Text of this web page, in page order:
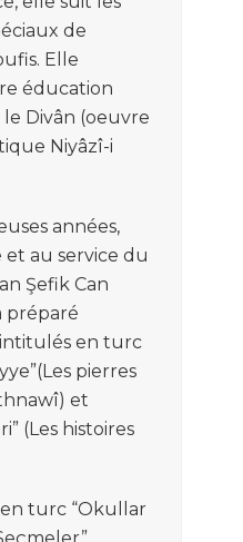
de
Elle
re éducation
le Divân (oeuvre
Niyâzî-i
années,
et au service du
Şefik Can
préparé
s en turc
”(Les pierres
et
” (Les histoires
en turc “Okullar